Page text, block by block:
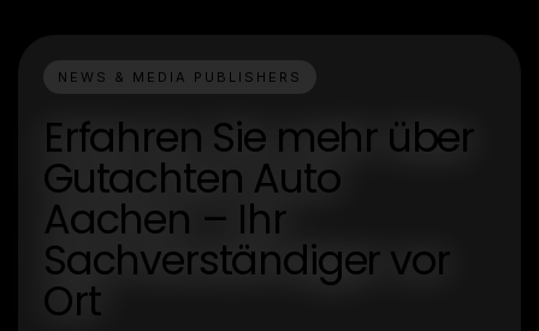
NEWS & MEDIA PUBLISHERS
Erfahren Sie mehr über
Gutachten Auto
Aachen – Ihr
Sachverständiger vor
Ort